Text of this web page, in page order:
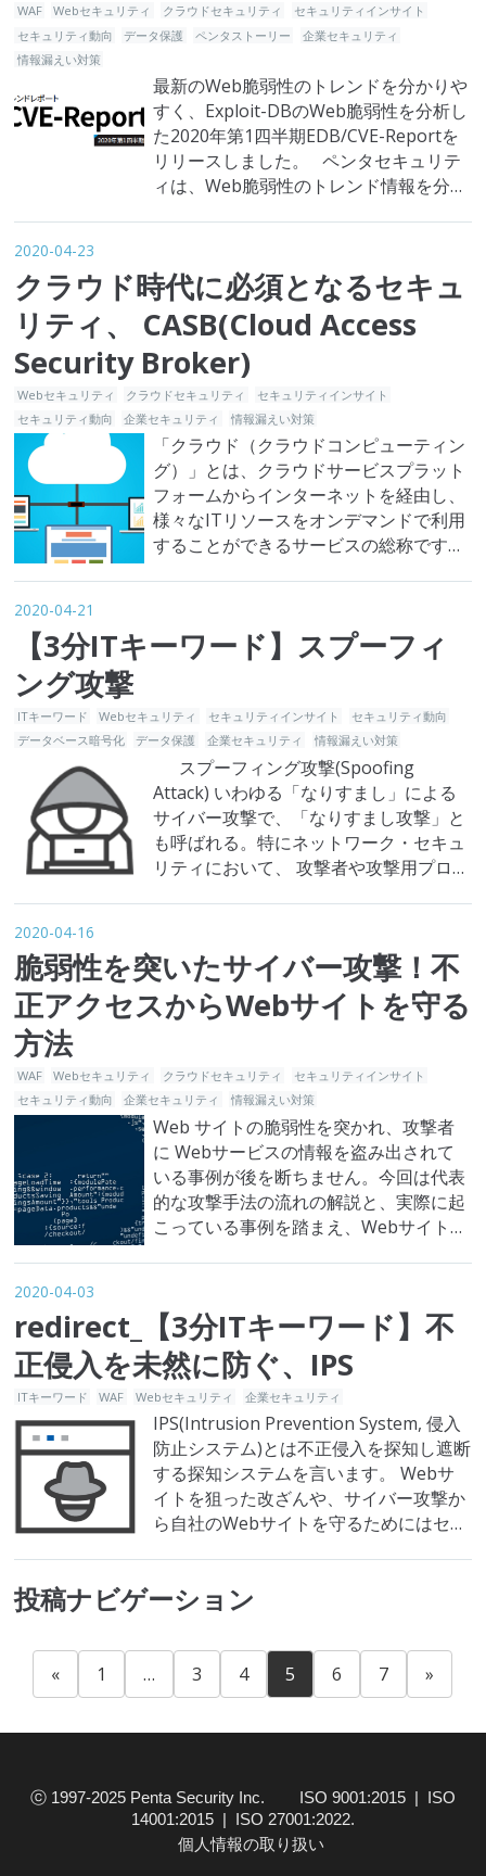
WAF Webセキュリティ クラウドセキュリティ
セキュリティインサイト
セキュリティ動向
データ保護 ペンタストーリー
企業セキュリティ
情報漏えい対策
最新のWeb脆弱性のトレンドを分かりや
すく、Exploit-DBのWeb脆弱性を分析し
た2020年第1四半期EDB/CVE-Reportを
リリースしました。 ペンタセキュリテ
ィは、Web脆弱性のトレンド情報を分析
す。 EDB/CVE-Reportは、世界的に幅
広く参考されてい…
2020-04-23
クラウド時代に必須となるセキュ
リティ、 CASB(Cloud Access
Security Broker)
Webセキュリティ クラウドセキュリティ
セキュリティインサイト
セキュリティ動向
企業セキュリティ 情報漏えい対策
「クラウド（クラウドコンピューティン
グ）」とは、クラウドサービスプラット
フォームからインターネットを経由し、
様々なITリソースをオンデマンドで利用
することができるサービスの総称です。
方改革により、こうした
2020-04-21
【3分ITキーワード】スプーフィ
ング攻撃
ITキーワード Webセキュリティ セキュリティインサイト
セキュリティ動向
データベース暗号化
データ保護 企業セキュリティ 情報漏えい対策
スプーフィング攻撃(Spoofing
Attack) いわゆる「なりすまし」による
サイバー攻撃で、「なりすまし攻撃」と
も呼ばれる。特にネットワーク・セキュ
リティにおいて、 攻撃者や攻撃用プログ
味です。同様に、スプーフィング攻撃は
「相手をだます」という手法を利用した
攻撃です…
2020-04-16
脆弱性を突いたサイバー攻撃！不
正アクセスからWebサイトを守る
方法
WAF Webセキュリティ クラウドセキュリティ
セキュリティインサイト
セキュリティ動向
企業セキュリティ 情報漏えい対策
Web サイトの脆弱性を突かれ、攻撃者
に Webサービスの情報を盗み出されて
いる事例が後を断ちません。今回は代表
的な攻撃手法の流れの解説と、実際に起
こっている事例を踏まえ、Webサイトの
者はまず、企業のWebサービスのフロン
トにあるWebサーバーに対して、利用し
ているOSやミドルウ…
2020-04-03
redirect_【3分ITキーワード】不
正侵入を未然に防ぐ、IPS
ITキーワード WAF Webセキュリティ 企業セキュリティ
IPS(Intrusion Prevention System, 侵入
防止システム)とは不正侵入を探知し遮断
する探知システムを言います。 Webサ
イトを狙った改ざんや、サイバー攻撃か
ら自社のWebサイトを守るためにはセキ
ティ対策としてよく比較対象になるのが
ォール）とIPS（侵入防止システ…
投稿ナビゲーション
« 1 … 3 4 5 6 7 »
ⓒ 1997-2025 Penta Security Inc. ISO 9001:2015 | ISO
14001:2015 | ISO 27001:2022.
個人情報の取り扱い